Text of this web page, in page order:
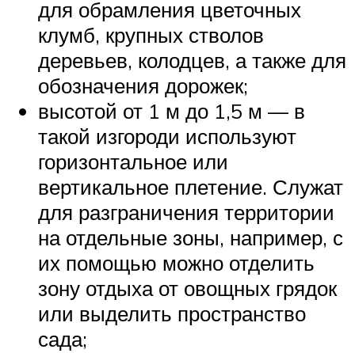
для обрамления цветочных
клумб, крупных стволов
деревьев, колодцев, а также для
обозначения дорожек;
высотой от 1 м до 1,5 м — в
такой изгороди используют
горизонтальное или
вертикальное плетение. Служат
для разграничения территории
на отдельные зоны, например, с
их помощью можно отделить
зону отдыха от овощных грядок
или выделить пространство
сада;